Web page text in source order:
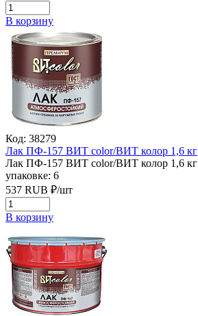
В корзину
Код: 38279
Лак ПФ-157 ВИТ color/ВИТ колор 1,6 кг
Лак ПФ-157 ВИТ color/ВИТ колор 1,6 кг
упаковке: 6
537 RUB ₽/шт
В корзину